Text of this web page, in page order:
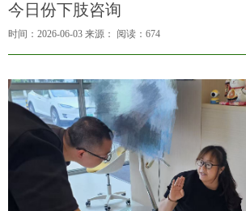
今日份下肢咨询
时间：2026-06-03 来源： 阅读：674